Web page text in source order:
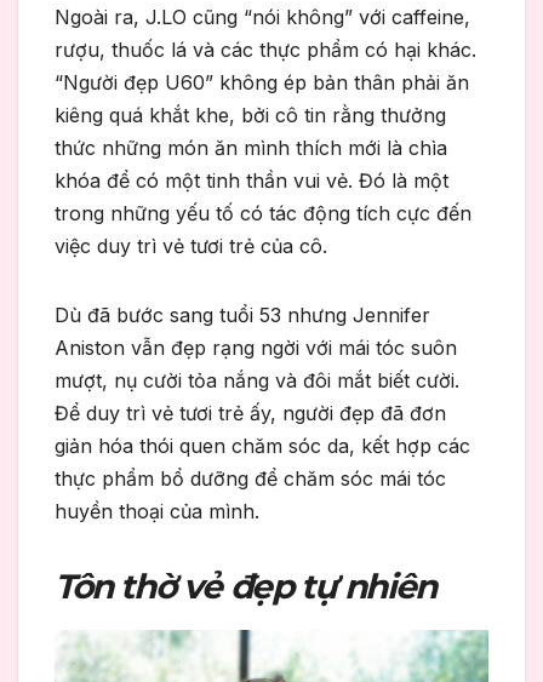
Ngoài ra, J.LO cũng “nói không” với caffeine,
rượu, thuốc lá và các thực phẩm có hại khác.
“Người đẹp U60” không ép bản thân phải ăn
kiêng quá khắt khe, bởi cô tin rằng thưởng
thức những món ăn mình thích mới là chìa
khóa để có một tinh thần vui vẻ. Đó là một
trong những yếu tố có tác động tích cực đến
việc duy trì vẻ tươi trẻ của cô.
Dù đã bước sang tuổi 53 nhưng Jennifer
Aniston vẫn đẹp rạng ngời với mái tóc suôn
mượt, nụ cười tỏa nắng và đôi mắt biết cười.
Để duy trì vẻ tươi trẻ ấy, người đẹp đã đơn
giản hóa thói quen chăm sóc da, kết hợp các
thực phẩm bổ dưỡng để chăm sóc mái tóc
huyền thoại của mình.
Tôn thờ vẻ đẹp tự nhiên